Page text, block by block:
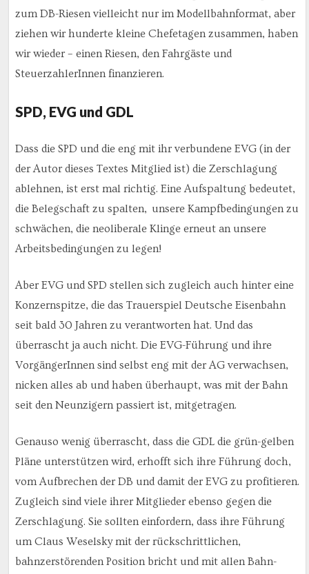
zum DB-Riesen vielleicht nur im Modellbahnformat, aber
ziehen wir hunderte kleine Chefetagen zusammen, haben
wir wieder – einen Riesen, den Fahrgäste und
SteuerzahlerInnen finanzieren.
SPD, EVG und GDL
Dass die SPD und die eng mit ihr verbundene EVG (in der
der Autor dieses Textes Mitglied ist) die Zerschlagung
ablehnen, ist erst mal richtig. Eine Aufspaltung bedeutet,
die Belegschaft zu spalten, unsere Kampfbedingungen zu
schwächen, die neoliberale Klinge erneut an unsere
Arbeitsbedingungen zu legen!
Aber EVG und SPD stellen sich zugleich auch hinter eine
Konzernspitze, die das Trauerspiel Deutsche Eisenbahn
seit bald 30 Jahren zu verantworten hat. Und das
überrascht ja auch nicht. Die EVG-Führung und ihre
VorgängerInnen sind selbst eng mit der AG verwachsen,
nicken alles ab und haben überhaupt, was mit der Bahn
seit den Neunzigern passiert ist, mitgetragen.
Genauso wenig überrascht, dass die GDL die grün-gelben
Pläne unterstützen wird, erhofft sich ihre Führung doch,
vom Aufbrechen der DB und damit der EVG zu profitieren.
Zugleich sind viele ihrer Mitglieder ebenso gegen die
Zerschlagung. Sie sollten einfordern, dass ihre Führung
um Claus Weselsky mit der rückschrittlichen,
bahnzerstörenden Position bricht und mit allen Bahn-